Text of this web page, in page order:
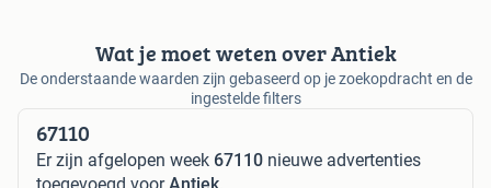
Wat je moet weten over Antiek
De onderstaande waarden zijn gebaseerd op je zoekopdracht en de
ingestelde filters
67110
Er zijn afgelopen week 67110 nieuwe advertenties